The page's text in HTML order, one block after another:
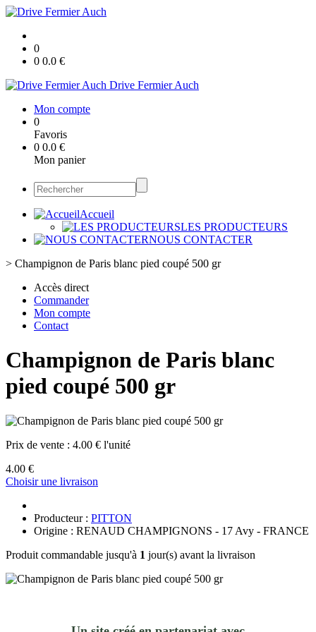
0
0 0.0 €
Drive Fermier Auch
Mon compte
0
Favoris
0 0.0 €
Mon panier
Accueil
LES PRODUCTEURS
NOUS CONTACTER
> Champignon de Paris blanc pied coupé 500 gr
Accès direct
Commander
Mon compte
Contact
Champignon de Paris blanc
pied coupé 500 gr
Prix de vente : 4.00 € l'unité
4.00 €
Choisir une livraison
Producteur : PITTON
Origine : RENAUD CHAMPIGNONS - 17 Avy - FRANCE
Produit commandable jusqu'à 1 jour(s) avant la livraison